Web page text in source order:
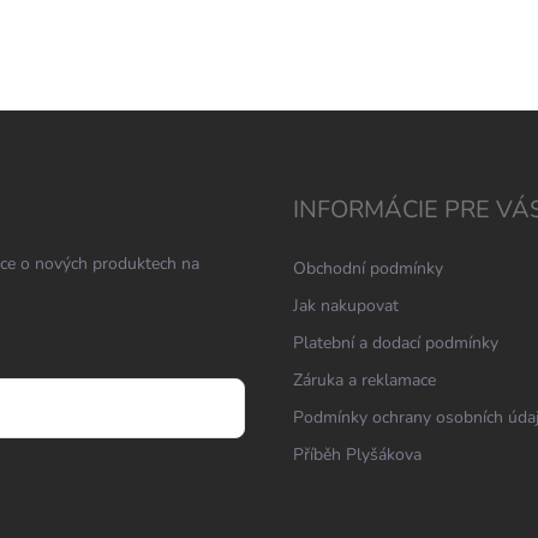
o nových produktech na
INFORMÁCIE PRE
Obchodní podmínky
Jak nakupovat
Platební a dodací podmínky
Záruka a reklamace
Podmínky ochrany osobních
Příběh Plyšákova